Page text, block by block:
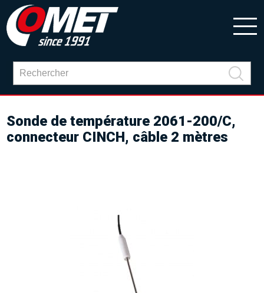
Sonde de température 2061-200/C,
connecteur CINCH, câble 2 mètres